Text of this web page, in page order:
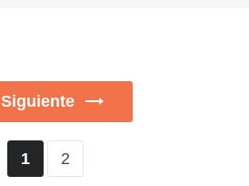
Siguiente
1 2